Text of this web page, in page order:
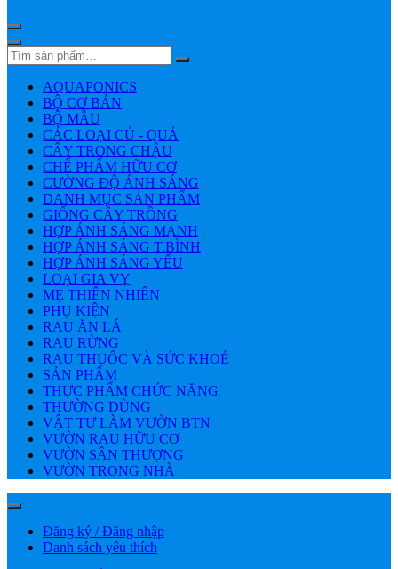
AQUAPONICS
BỘ CƠ BẢN
BỘ MẪU
CÁC LOẠI CỦ - QUẢ
CÂY TRONG CHẬU
CHẾ PHẨM HỮU CƠ
CƯỜNG ĐỘ ÁNH SÁNG
DANH MỤC SẢN PHẨM
GIỐNG CÂY TRỒNG
HỢP ÁNH SÁNG MẠNH
HỢP ÁNH SÁNG T.BÌNH
HỢP ÁNH SÁNG YẾU
LOẠI GIA VỴ
MẸ THIÊN NHIÊN
PHỤ KIỆN
RAU ĂN LÁ
RAU RỪNG
RAU THUỐC VÀ SỨC KHOẺ
SẢN PHẨM
THỰC PHẨM CHỨC NĂNG
THƯỜNG DÙNG
VẬT TƯ LÀM VƯỜN BTN
VƯỜN RAU HỮU CƠ
VƯỜN SÂN THƯỢNG
VƯỜN TRONG NHÀ
Đăng ký / Đăng nhập
Danh sách yêu thích